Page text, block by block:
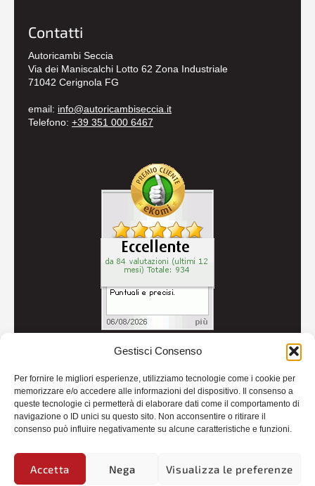
Gestisci Consenso
Per fornire le migliori esperienze, utilizziamo tecnologie come i cookie per
memorizzare e/o accedere alle informazioni del dispositivo. Il consenso a
queste tecnologie ci permetterà di elaborare dati come il comportamento di
navigazione o ID unici su questo sito. Non acconsentire o ritirare il
consenso può influire negativamente su alcune caratteristiche e funzioni.
Accetta Nega Visualizza le preferenze
Contatti
Autoricambi Seccia
Via dei Maniscalchi Lotto 62 Zona Industriale
71042 Cerignola FG
email: info@autoricambiseccia.it
Telefono: +39 351 000 6467
Credits